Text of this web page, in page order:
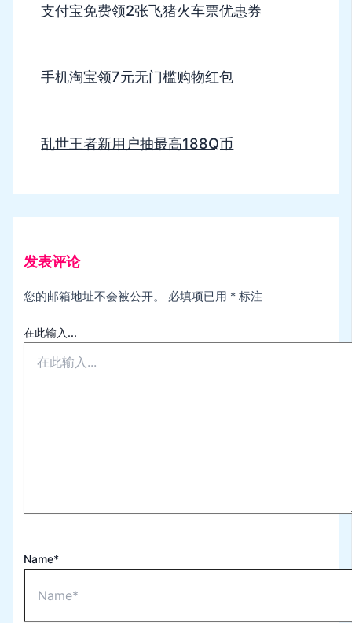
支付宝免费领2张飞猪火车票优惠券
手机淘宝领7元无门槛购物红包
乱世王者新用户抽最高188Q币
发表评论
您的邮箱地址不会被公开。 必填项已用 * 标注
在此输入...
Name*